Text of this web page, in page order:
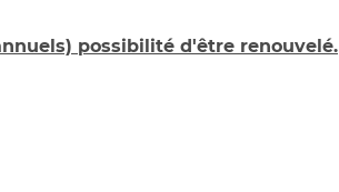
possibilité d'être renouvelé.